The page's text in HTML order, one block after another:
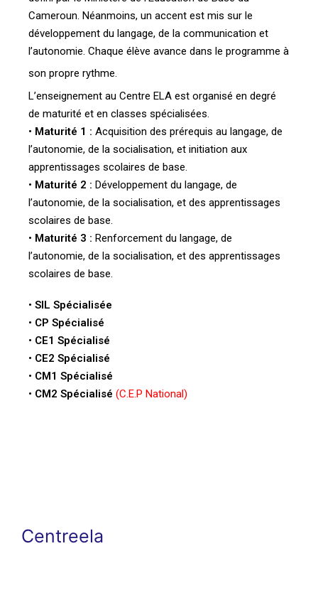
Cameroun. Néanmoins, un accent est mis sur le
développement du langage, de la communication et
l’autonomie. Chaque élève avance dans le programme à
son propre rythme.
L’enseignement au Centre ELA est organisé en degré
de maturité et en classes spécialisées.
• Maturité 1 : Acquisition des prérequis au langage, de
l’autonomie, de la socialisation, et initiation aux
apprentissages scolaires de base.
• Maturité 2 : Développement du langage, de
l’autonomie, de la socialisation, et des apprentissages
scolaires de base.
• Maturité 3 : Renforcement du langage, de
l’autonomie, de la socialisation, et des apprentissages
scolaires de base.
• SIL Spécialisée
• CP Spécialisé
• CE1 Spécialisé
• CE2 Spécialisé
• CM1 Spécialisé
• CM2 Spécialisé (C.E.P National)
Centreela